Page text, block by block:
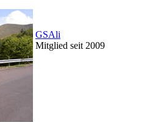
GSAli
Mitglied seit 2009